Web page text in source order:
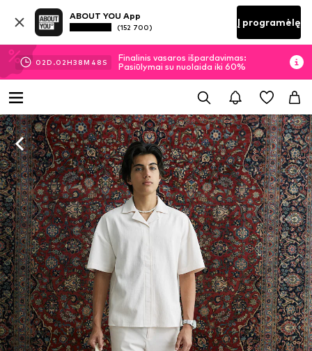
ABOUT YOU App
(152 700) Į programėlę
02D.02H38M 47 S
Finalinis vasaros išpardavimas:
Pasiūlymai su nuolaida iki 60%